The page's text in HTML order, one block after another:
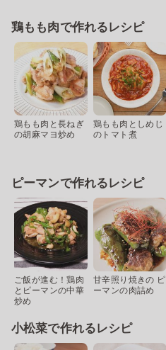
鶏もも肉で作れるレシピ
鶏もも肉と長ねぎ
の胡麻マヨ炒め
鶏もも肉としめじ
のトマト煮
ピーマンで作れるレシピ
ご飯が進む！鶏肉
とピーマンの中華
炒め
甘辛照り焼きの ピ
ーマンの肉詰め
小松菜で作れるレシピ